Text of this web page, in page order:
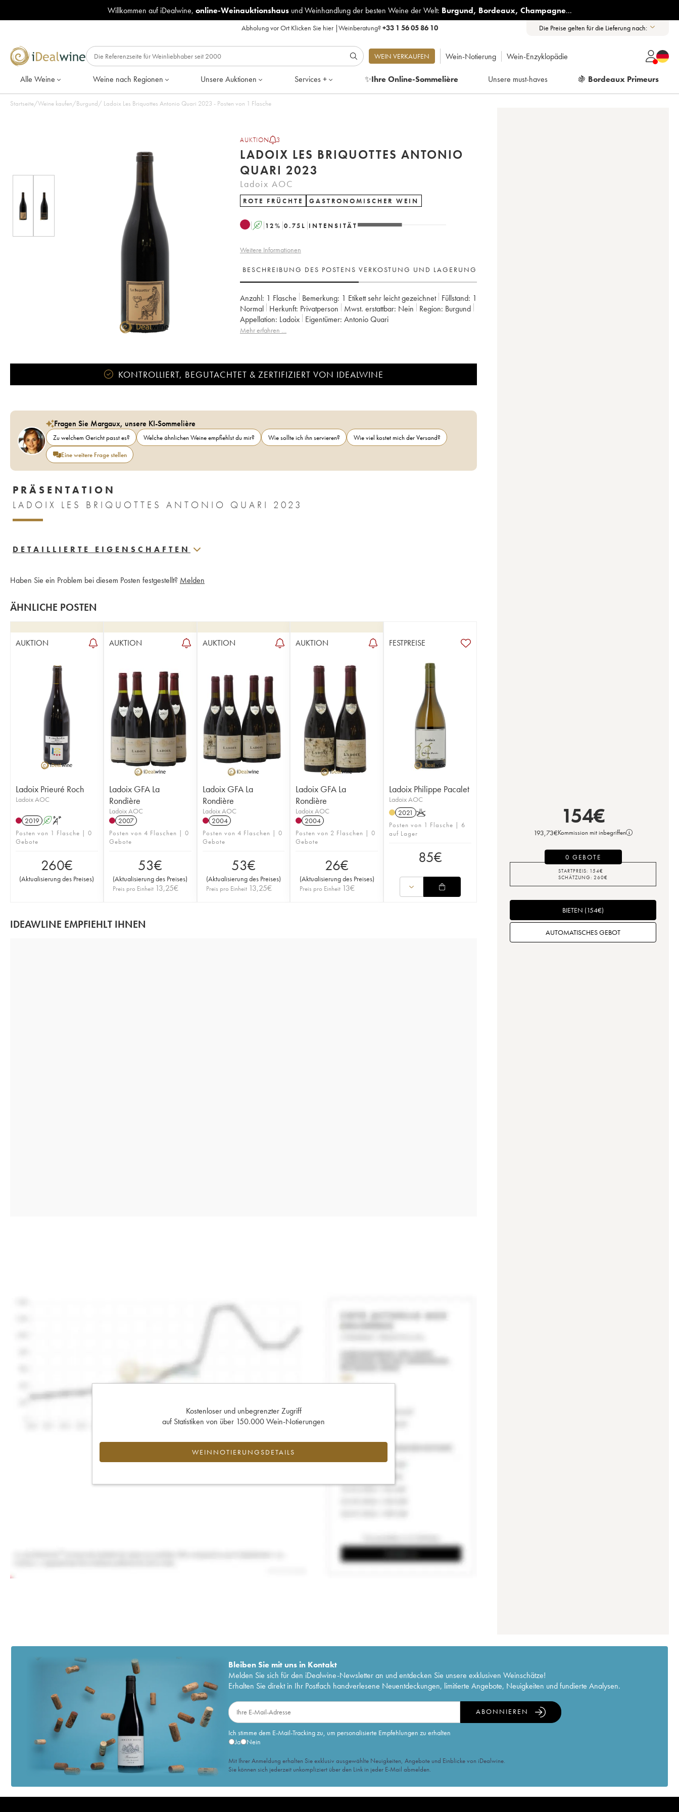
Willkommen auf iDealwine, online-Weinauktionshausund Weinhandlung der besten Weine der Welt: Burgund, Bordeaux, Champagne...
Abholung vor Ort Klicken Sie hier|Weinberatung?+33 1 56 05 86 10 Die Preise gelten für die Lieferung nach:
WEIN VERKAUFEN Wein-Notierung Wein-Enzyklopädie
Alle Weine Weine nach Regionen Unsere Auktionen Services + ✨Ihre Online-Sommelière Unsere must-haves 🍇 Bordeaux Primeurs
Startseite/Weine kaufen/Burgund/ Ladoix Les Briquottes Antonio Quari 2023 - Posten von 1 Flasche
AUKTION 3
LADOIX LES BRIQUOTTES ANTONIO
QUARI 2023
Ladoix AOC
ROTE FRÜCHTE GASTRONOMISCHER WEIN
A 12% 0.75 L INTENSITÄT
Weitere Informationen
BESCHREIBUNG DES POSTENS VERKOSTUNG UND LAGERUNG
Anzahl: 1 Flasche Bemerkung: 1 Etikett sehr leicht gezeichnet Füllstand: 1
Normal
Herkunft: privatperson Mwst. erstattbar: nein Region:
Burgund
Appellation: Ladoix Eigentümer: Antonio Quari
Mehr erfahren …
KONTROLLIERT, BEGUTACHTET & ZERTIFIZIERT VON IDEALWINE
Fragen Sie Margaux, unsere KI-Sommelière
Zu welchem Gericht passt es? Welche ähnlichen Weine empfiehlst du mir? Wie sollte ich ihn servieren?
Wie viel kostet mich der Versand?
Eine weitere Frage stellen
PRÄSENTATION
LADOIX LES BRIQUOTTES ANTONIO QUARI 2023
DETAILLIERTE EIGENSCHAFTEN
Haben Sie ein Problem bei diesem Posten festgestellt? Melden
ÄHNLICHE POSTEN
AUKTION
Ladoix Prieuré Roch
Ladoix AOC
2019 A S
Posten von 1 Flasche | 0
Gebote
260€
(Aktualisierung des Preises)
AUKTION
Ladoix GFA La
Rondière
Ladoix AOC
2007
Posten von 4 Flaschen | 0
Gebote
53€
(Aktualisierung des Preises)
Preis pro Einheit 13,25€
AUKTION
Ladoix GFA La
Rondière
Ladoix AOC
2004
Posten von 4 Flaschen | 0
Gebote
53€
(Aktualisierung des Preises)
Preis pro Einheit 13,25€
AUKTION
Ladoix GFA La
Rondière
Ladoix AOC
2004
Posten von 2 Flaschen | 0
Gebote
26€
(Aktualisierung des Preises)
Preis pro Einheit 13€
FESTPREISE
Ladoix Philippe Pacalet
Ladoix AOC
2021 K
Posten von 1 Flasche | 6
auf Lager
85€
IDEAWLINE EMPFIEHLT IHNEN
Kostenloser und unbegrenzter Zugriff
auf Statistiken von über 150.000 Wein-Notierungen
WEINNOTIERUNGSDETAILS
154€
193,73€Kommission mit inbegriffen
0 GEBOTE
STARTPREIS: 154€
SCHÄTZUNG: 260€
BIETEN (154€)
AUTOMATISCHES GEBOT
Bleiben Sie mit uns in Kontakt
Melden Sie sich für den iDealwine-Newsletter an und entdecken Sie unsere exklusiven Weinschätze!
Erhalten Sie direkt in Ihr Postfach handverlesene Neuentdeckungen, limitierte Angebote, Neuigkeiten und fundierte Analysen.
Ich stimme dem E-Mail-Tracking zu, um personalisierte Empfehlungen zu erhalten
Ja
Nein
ABONNIEREN
Mit Ihrer Anmeldung erhalten Sie exklusiv ausgewählte Neuigkeiten, Angebote und Einblicke von iDealwine.
Sie können sich jederzeit unkompliziert über den Link in jeder E-Mail abmelden.